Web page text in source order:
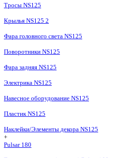
Тросы NS125
Крылья NS125 2
Фара головного света NS125
Поворотники NS125
Фара задняя NS125
Электрика NS125
Навесное оборудование NS125
Пластик NS125
Наклейки/Элементы декора NS125
+
Pulsar 180